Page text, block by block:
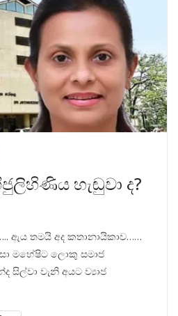
හැඬුවා ද?
ඇය තමයි අද කතානායිකාව……
මහේෂිට ලොකු සමාජ
සිල්වා වැනි අයට ව්‍යාජ